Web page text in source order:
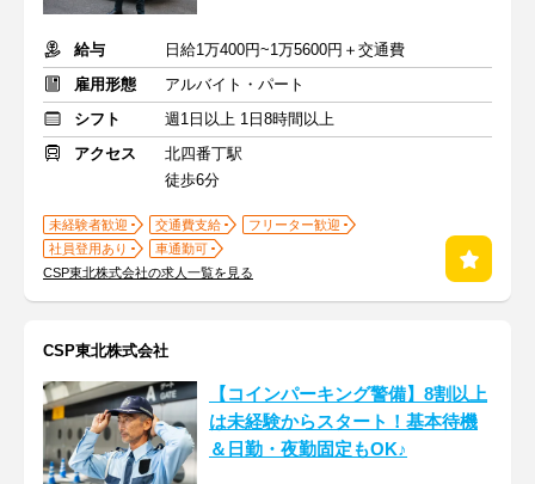
給与
日給1万400円~1万5600円＋交通費
雇用形態
アルバイト・パート
シフト
週1日以上 1日8時間以上
アクセス
北四番丁駅
徒歩6分
未経験者歓迎 交通費支給
フリーター歓迎
社員登用あり
車通勤可
CSP東北株式会社の求人一覧を見る
CSP東北株式会社
【コインパーキング警備】8割以上
は未経験からスタート！基本待機
＆日勤・夜勤固定もOK♪